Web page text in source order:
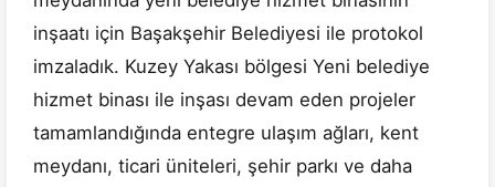
inşaatı için Başakşehir Belediyesi ile protokol
imzaladık. Kuzey Yakası bölgesi Yeni belediye
hizmet binası ile inşası devam eden projeler
tamamlandığında entegre ulaşım ağları, kent
meydanı, ticari üniteleri, şehir parkı ve daha